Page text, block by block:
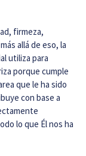
firmeza,
allá de eso, la
utiliza para
porque cumple
que le ha sido
con base a
lo que Él nos ha